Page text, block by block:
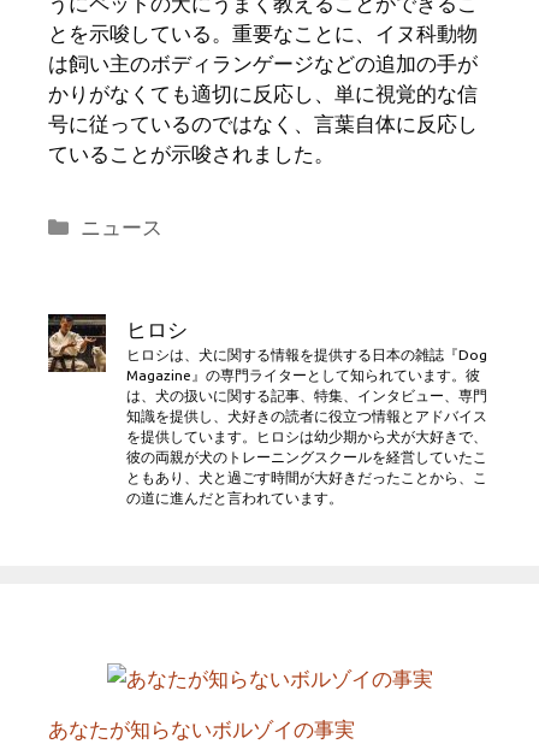
とを示唆している。重要なことに、イヌ科動物
は飼い主のボディランゲージなどの追加の手が
かりがなくても適切に反応し、単に視覚的な信
号に従っているのではなく、言葉自体に反応し
ていることが示唆されました。
カ
リ
ー
ニュース
ヒロシ
ヒロシは、犬に関する情報を提供する日本の雑誌『Dog
Magazine』の専門ライターとして知られています。彼
は、犬の扱いに関する記事、特集、インタビュー、専門
知識を提供し、犬好きの読者に役立つ情報とアドバイス
を提供しています。ヒロシは幼少期から犬が大好きで、
彼の両親が犬のトレーニングスクールを経営していたこ
ともあり、犬と過ごす時間が大好きだったことから、こ
の道に進んだと言われています。
あなたが知らないボルゾイの事実